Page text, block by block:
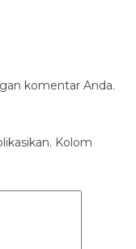
komentar Anda.
Kolom